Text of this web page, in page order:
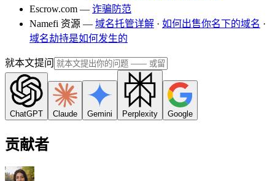
Escrow.com — 诈骗防范
Namefi 资源 — 域名托管详解 · 如何出售你名下的域名 ·
域名劫持是如何发生的
就本文提问
ChatGPT Claude Gemini Perplexity Google
贡献者